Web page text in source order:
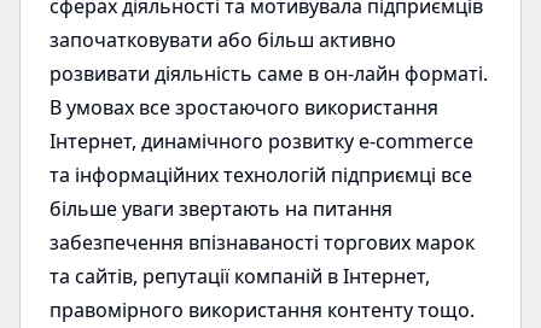
сферах діяльності та мотивувала підприємців
започатковувати або більш активно
розвивати діяльність саме в он-лайн форматі.
В умовах все зростаючого використання
Інтернет, динамічного розвитку e-commerce
та інформаційних технологій підприємці все
більше уваги звертають на питання
забезпечення впізнаваності торгових марок
та сайтів, репутації компаній в Інтернет,
правомірного використання контенту тощо.